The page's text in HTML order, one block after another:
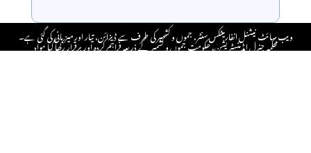
ویب سائٹ نیشنل انفارمیٹکس سنٹر، جموں و کشمیر کی طرف سے ڈیزائن، تیار اور میزبانی کی گئی ہے۔
محکمہ جنرل ایڈمنسٹریشن، حکومت جموں و کشمیر کے ذریعہ فراہم کردہ اور برقرار رکھا گیا مواد